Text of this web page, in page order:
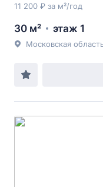
11 200 ₽ за м²/год
30 м² этаж 1
Московская